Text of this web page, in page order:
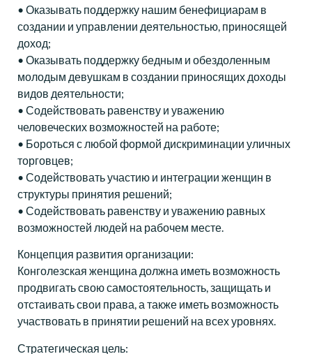
• Оказывать поддержку нашим бенефициарам в
создании и управлении деятельностью, приносящей
доход;
• Оказывать поддержку бедным и обездоленным
молодым девушкам в создании приносящих доходы
видов деятельности;
• Содействовать равенству и уважению
человеческих возможностей на работе;
• Бороться с любой формой дискриминации уличных
торговцев;
• Содействовать участию и интеграции женщин в
структуры принятия решений;
• Содействовать равенству и уважению равных
возможностей людей на рабочем месте.
Концепция развития организации:
Конголезская женщина должна иметь возможность
продвигать свою самостоятельность, защищать и
отстаивать свои права, а также иметь возможность
участвовать в принятии решений на всех уровнях.
Стратегическая цель: